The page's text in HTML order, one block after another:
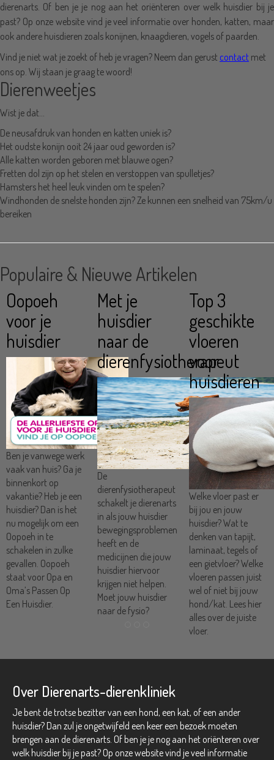
dierenarts. Of ben je je nog aan het oriënteren over welk huisdier bij je
past? Op onze website vind je veel informatie over honden, katten, maar
ook andere huisdieren zoals konijnen, knaagdieren, vogels of paarden.
Vind je niet wat je zoekt of heb je vragen? Neem dan gerust contact met
ons op. Wij staan je graag te woord!
Dierenweetjes
Wist je dat…
De neusafdruk van honden en katten uniek is?
Het oudste konijn ooit 24 jaar oud geworden is?
Alle katten worden geboren met blauwe ogen?
Fretten dol zijn op het stelen en verstoppen van spulletjes?
Hamsters het heel leuk vinden om te spelen?
Windhonden de snelste honden zijn? Ze kunnen een snelheid van 75km/u
bereiken
Populaire & Nieuwe Artikelen
Oopoeh
voor je
huisdier
Ben je vanwege werk
vaak van huis? Ga je
binnenkort op
vakantie? Heb je een
huisdier? Dan is het
nu mogelijk om een
Oopoeh in te
schakelen in zulke
gevallen. Oopoeh
staat voor Opa en
Oma’s Passen Op
Een Huisdier.
Met je
huisdier
naar de
dierenfysiotherapeut
De
dierenfysiotherapeut
schakelt je dierenarts
in als jouw huisdier
bewegingsproblemen
heeft en de
medicijnen die jouw
huisdier hiervoor
krijgen niet helpen.
Moet jouw huisdier
naar de fysio?
Top 3
geschikte
vloeren
voor
huisdieren
Welke vloer past er
bij jou en jouw
huisdier? Wat te
denken van tapijt,
laminaat, tegels of
een gietvloer? Welke
vloeren passen juist
wel of niet bij jouw
hond/kat. Lees hier
alles over de juiste
vloer.
Over Dierenarts-dierenkliniek
Je bent de trotse bezitter van een hond, een kat, of een ander
huisdier? Dan zul je ongetwijfeld een keer een bezoek moeten
brengen aan de dierenarts. Of ben je je nog aan het oriënteren over
welk huisdier bij je past? Op onze website vind je veel informatie